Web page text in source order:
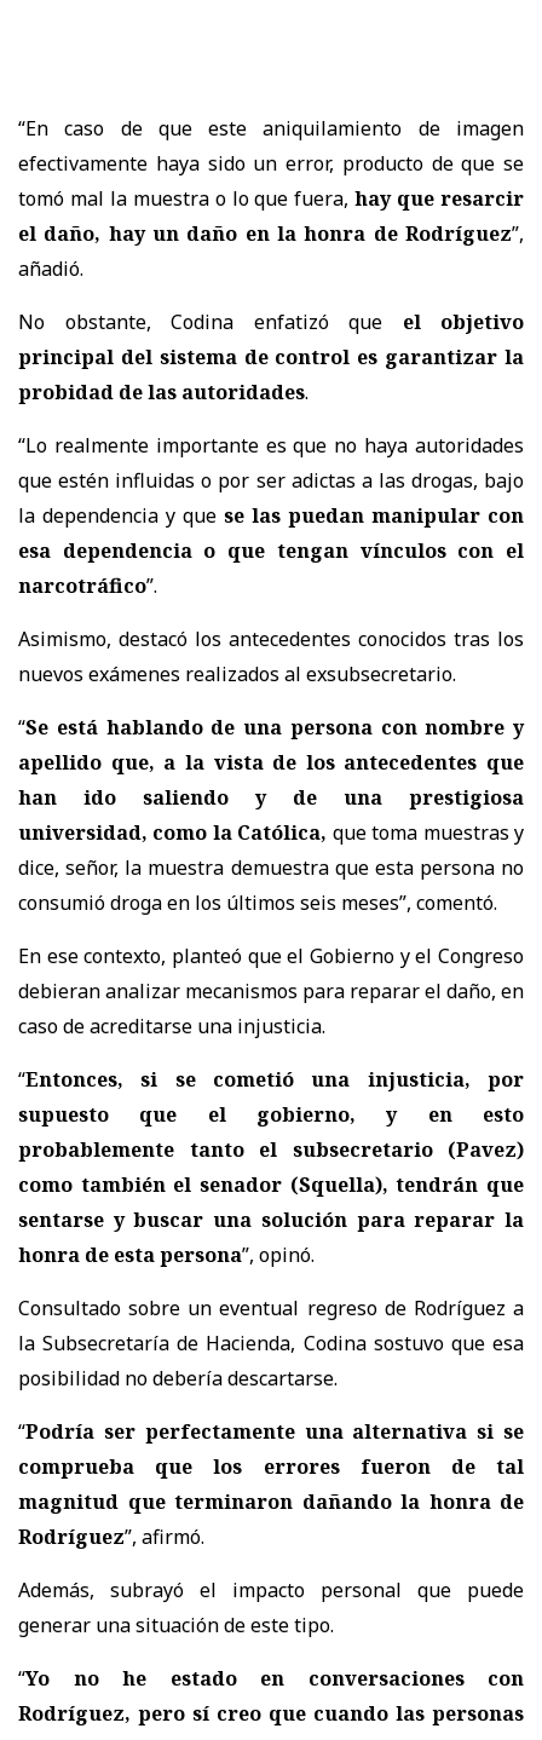
“En caso de que este aniquilamiento de imagen
efectivamente haya sido un error, producto de que se
tomó mal la muestra o lo que fuera, hay que resarcir
el daño, hay un daño en la honra de Rodríguez”,
añadió.
No obstante, Codina enfatizó que el objetivo
principal del sistema de control es garantizar la
probidad de las autoridades.
“Lo realmente importante es que no haya autoridades
que estén influidas o por ser adictas a las drogas, bajo
la dependencia y que se las puedan manipular con
esa dependencia o que tengan vínculos con el
narcotráfico”.
Asimismo, destacó los antecedentes conocidos tras los
nuevos exámenes realizados al exsubsecretario.
“Se está hablando de una persona con nombre y
apellido que, a la vista de los antecedentes que
han ido saliendo y de una prestigiosa
universidad, como la Católica, que toma muestras y
dice, señor, la muestra demuestra que esta persona no
consumió droga en los últimos seis meses”, comentó.
En ese contexto, planteó que el Gobierno y el Congreso
debieran analizar mecanismos para reparar el daño, en
caso de acreditarse una injusticia.
“Entonces, si se cometió una injusticia, por
supuesto que el gobierno, y en esto
probablemente tanto el subsecretario (Pavez)
como también el senador (Squella), tendrán que
sentarse y buscar una solución para reparar la
honra de esta persona”, opinó.
Consultado sobre un eventual regreso de Rodríguez a
la Subsecretaría de Hacienda, Codina sostuvo que esa
posibilidad no debería descartarse.
“Podría ser perfectamente una alternativa si se
comprueba que los errores fueron de tal
magnitud que terminaron dañando la honra de
Rodríguez”, afirmó.
Además, subrayó el impacto personal que puede
generar una situación de este tipo.
“Yo no he estado en conversaciones con
Rodríguez, pero sí creo que cuando las personas